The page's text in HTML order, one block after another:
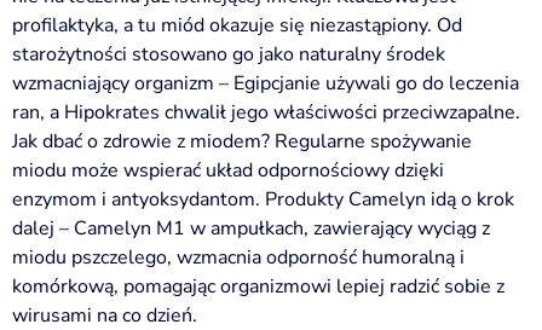
profilaktyka, a tu miód okazuje się niezastąpiony. Od
starożytności stosowano go jako naturalny środek
wzmacniający organizm – Egipcjanie używali go do leczenia
ran, a Hipokrates chwalił jego właściwości przeciwzapalne.
Jak dbać o zdrowie z miodem? Regularne spożywanie
miodu może wspierać układ odpornościowy dzięki
enzymom i antyoksydantom. Produkty Camelyn idą o krok
dalej – Camelyn M1 w ampułkach, zawierający wyciąg z
miodu pszczelego, wzmacnia odporność humoralną i
komórkową, pomagając organizmowi lepiej radzić sobie z
wirusami na co dzień.